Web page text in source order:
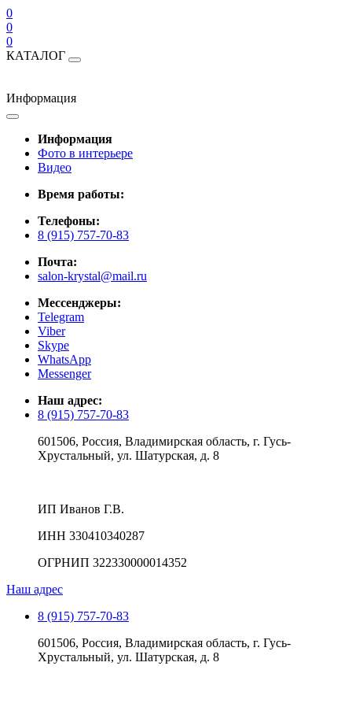
0
0
0
КАТАЛОГ
Информация
Информация
Фото в интерьере
Видео
Время работы:
Телефоны:
8 (915) 757-70-83
Почта:
salon-krystal@mail.ru
Мессенджеры:
Telegram
Viber
Skype
WhatsApp
Messenger
Наш адрес:
8 (915) 757-70-83
601506, Россия, Владимирская область, г. Гусь-
Хрустальный, ул. Шатурская, д. 8
ИП Иванов Г.В.
ИНН 330410340287
ОГРНИП 322330000014352
Наш адрес
8 (915) 757-70-83
601506, Россия, Владимирская область, г. Гусь-
Хрустальный, ул. Шатурская, д. 8